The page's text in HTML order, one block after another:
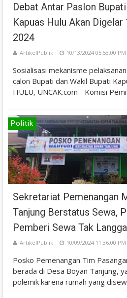
Debat Antar Paslon
Kapuas Hulu Akan
2024
ArtikelPublik 10/13/2024 05:53:00 PM
Sosialisasi mekanisme
calon Bupati dan Wakil Bupati
HULU, UNCAK.com - Komisi
Politik
Sekretariat Pemenangan
Tanjung Berstatus Sewa,
Pemberi Sewa Tak
ArtikelPublik 10/09/2024 11:36:00 PM
Posko Pemenangan Tim
berada di Desa Boyan Tanjung,
polemik karena rumah yang